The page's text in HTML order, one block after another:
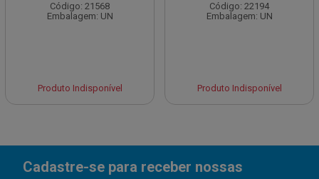
Código: 21568
Embalagem: UN
Produto Indisponível
Código: 22194
Embalagem: UN
Produto Indisponível
Cadastre-se para receber nossas